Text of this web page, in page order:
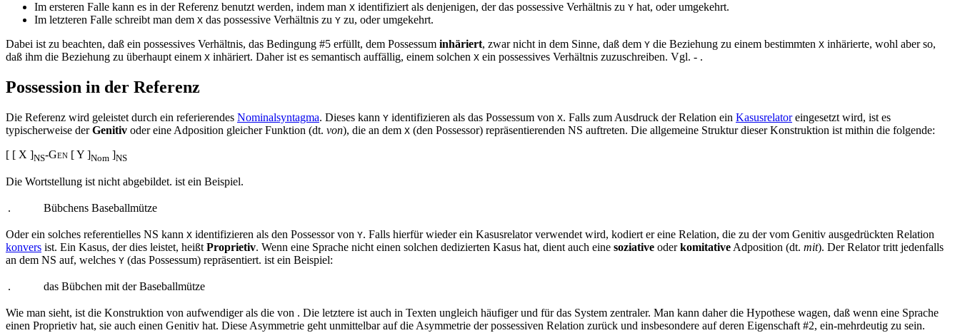
Im ersteren Falle kann es in der Referenz benutzt werden, indem man X identifiziertals denjenigen, der das possessive Verhältnis zu Y hat, oder umgekehrt.
Im letzteren Falle schreibtman dem X das possessive Verhältnis zu Y zu, oder umgekehrt.
Dabei ist zu beachten, daß ein possessives Verhältnis, das Bedingung #5 erfüllt, dem Possessum inhäriert, zwar nicht in dem Sinne, daß dem Y die Beziehung zu einem bestimmten X inhärierte, wohl aber so,
daß ihm die Beziehung zu überhaupt einem X inhäriert. Daher ist es semantisch auffällig, einem solchen X ein possessives Verhältnis zuzuschreiben. Vgl. - .
Possession in der Referenz
Die Referenz wird geleistet durch ein referierendes Nominalsyntagma. Dieses kann Y identifizieren als das Possessum von X. Falls zum Ausdruck der Relation ein Kasusrelatoreingesetzt wird, ist es
typischerweise derGenitiv oder eine Adposition gleicher Funktion (dt. von), die an dem X (den Possessor) repräsentierenden NS auftreten. Die allgemeine Struktur dieser Konstruktion ist mithin die folgende:
[ [ X ]NS-Gen [ Y ]Nom ]NS
Die Wortstellung ist nicht abgebildet. ist ein Beispiel.
. Bübchens Baseballmütze
Oder ein solches referentielles NS kann X identifizieren als den Possessor von Y. Falls hierfür wieder ein Kasusrelator verwendet wird, kodiert er eine Relation, die zu der vom Genitiv ausgedrückten Relation
konvers ist. Ein Kasus, der dies leistet, heißtProprietiv. Wenn eine Sprache nicht einen solchen dedizierten Kasus hat, dient auch eine soziative oderkomitativeAdposition (dt. mit). Der Relator tritt jedenfalls
an dem NS auf, welches Y (das Possessum) repräsentiert. ist ein Beispiel:
. das Bübchen mit der Baseballmütze
Wie man sieht, ist die Konstruktion von aufwendiger als die von . Die letztere ist auch in Texten ungleich häufiger und für das System zentraler. Man kann daher die Hypothese wagen, daß wenn eine Sprache
einen Proprietiv hat, sie auch einen Genitiv hat. Diese Asymmetrie geht unmittelbar auf die Asymmetrie der possessiven Relation zurück und insbesondere auf deren Eigenschaft #2, ein-mehrdeutig zu sein.